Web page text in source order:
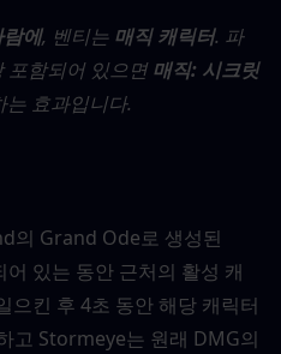
에, 벤티는 매직 캐릭터. 파
포함되어 있으면 매직: 시크릿
효과입니다.
의 Grand Ode로 생성된
있는 동안 근처의 활성 캐
으킨 후 4초 동안 해당 캐릭터
고 Stormeye는 원래 DMG의